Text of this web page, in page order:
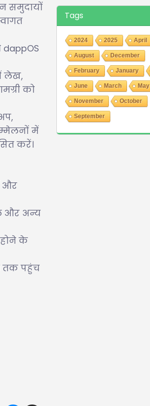
समुदायों
लेख,
को
में
करें।
और
और अन्य
के
तक पहुंच
Tags
2024 2025 April
August December
February January
June March May
November October
September